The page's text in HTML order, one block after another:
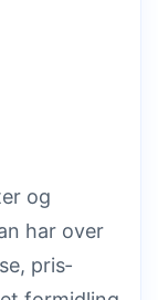
og
har over
pris­